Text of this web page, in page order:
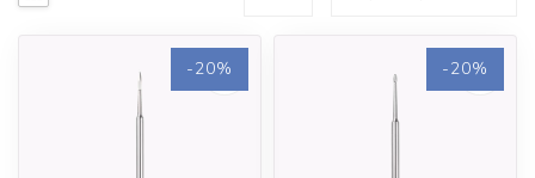
-20% -20%